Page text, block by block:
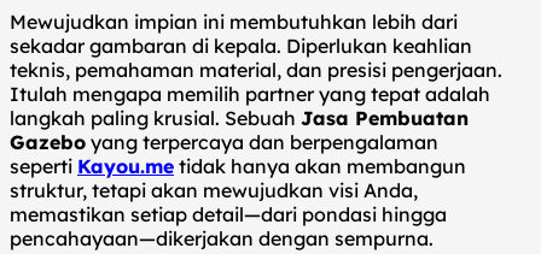
Mewujudkan impian ini membutuhkan lebih dari
sekadar gambaran di kepala. Diperlukan keahlian
teknis, pemahaman material, dan presisi pengerjaan.
Itulah mengapa memilih partner yang tepat adalah
langkah paling krusial. Sebuah Jasa Pembuatan
Gazebo yang terpercaya dan berpengalaman
seperti Kayou.me tidak hanya akan membangun
struktur, tetapi akan mewujudkan visi Anda,
memastikan setiap detail—dari pondasi hingga
pencahayaan—dikerjakan dengan sempurna.